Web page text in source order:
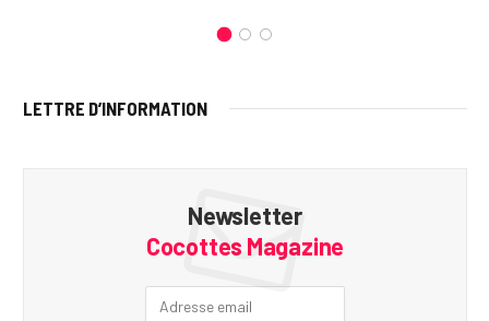
LETTRE D’INFORMATION
Newsletter
Cocottes Magazine